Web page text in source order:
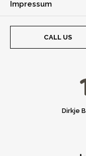
Impressum
CALL US
Dirkje